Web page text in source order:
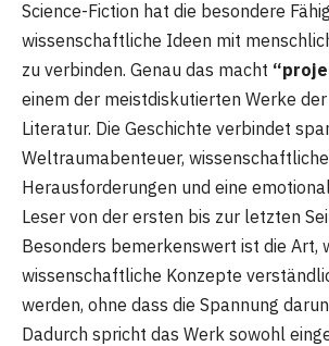
Science-Fiction hat die besondere
wissenschaftliche Ideen mit
zu verbinden. Genau das macht
einem der meistdiskutierten Werke
Literatur. Die Geschichte verbindet
Weltraumabenteuer, wissenschaftliche
Herausforderungen und eine
Leser von der ersten bis zur letzten
Besonders bemerkenswert ist die Art,
wissenschaftliche Konzepte
werden, ohne dass die Spannung
Dadurch spricht das Werk sowohl